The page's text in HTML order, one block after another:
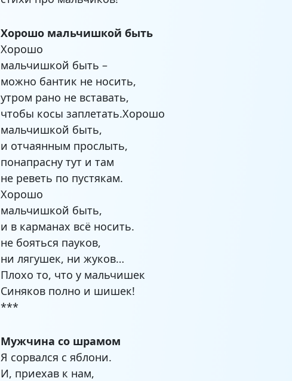
Хорошо мальчишкой быть
Хорошо
мальчишкой быть –
можно бантик не носить,
утром рано не вставать,
чтобы косы заплетать.Хорошо
мальчишкой быть,
и отчаянным прослыть,
понапрасну тут и там
не реветь по пустякам.
Хорошо
мальчишкой быть,
и в карманах всё носить.
не бояться пауков,
ни лягушек, ни жуков…
Плохо то, что у мальчишек
Синяков полно и шишек!
***
Мужчина со шрамом
Я сорвался с яблони.
И, приехав к нам,